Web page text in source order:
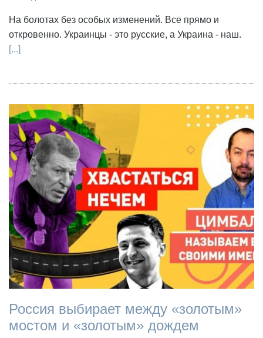
На болотах без особых изменений. Все прямо и
откровенно. Украинцы - это русские, а Украина - наш.
[...]
Россия выбирает между «золотым»
мостом и «золотым» дождем